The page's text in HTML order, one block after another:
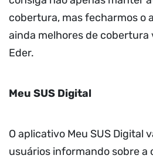
cobertura, mas fecharmos o
ainda melhores de cobertura
Eder.
Meu SUS Digital
O aplicativo Meu SUS Digital
usuários informando sobre a